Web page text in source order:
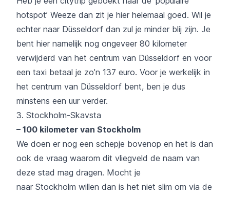
hotspot’ Weeze dan zit je hier helemaal goed. Wil je
echter naar Düsseldorf dan zul je minder blij zijn. Je
bent hier namelijk nog ongeveer 80 kilometer
verwijderd van het centrum van Düsseldorf en voor
een taxi betaal je zo’n 137 euro. Voor je werkelijk in
het centrum van Düsseldorf bent, ben je dus
minstens een uur verder.
3. Stockholm-Skavsta
– 100 kilometer van Stockholm
We doen er nog een schepje bovenop en het is dan
ook de vraag waarom dit vliegveld de naam van
deze stad mag dragen. Mocht je
naar Stockholm willen dan is het niet slim om via de